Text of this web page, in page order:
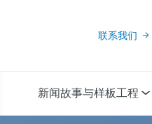
联系我们
新闻故事与样板工程